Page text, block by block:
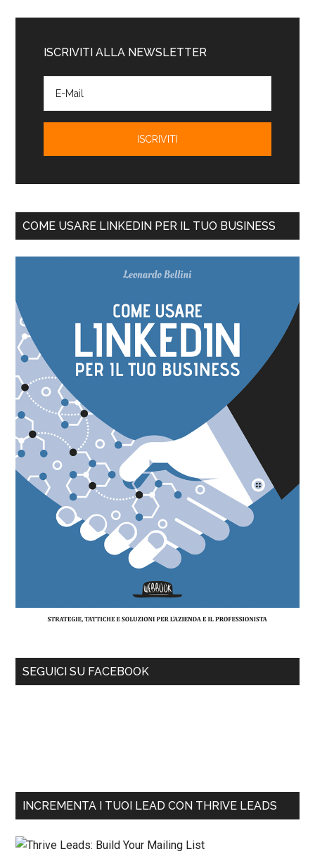
ISCRIVITI ALLA NEWSLETTER
COME USARE LINKEDIN PER IL TUO BUSINESS
SEGUICI SU FACEBOOK
INCREMENTA I TUOI LEAD CON THRIVE LEADS